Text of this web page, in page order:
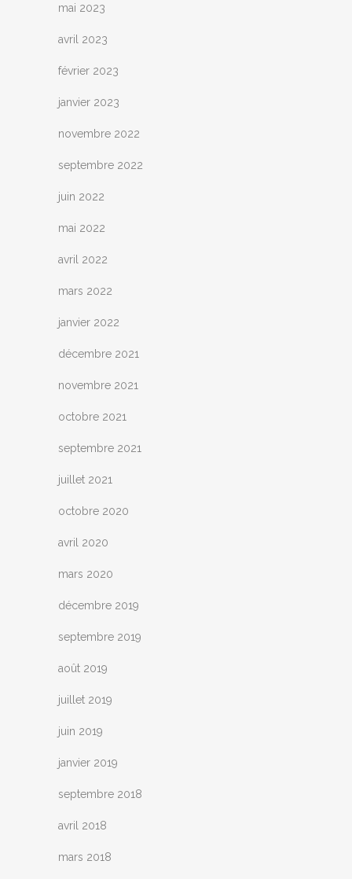
mai 2023
avril 2023
février 2023
janvier 2023
novembre 2022
septembre 2022
juin 2022
mai 2022
avril 2022
mars 2022
janvier 2022
décembre 2021
novembre 2021
octobre 2021
septembre 2021
juillet 2021
octobre 2020
avril 2020
mars 2020
décembre 2019
septembre 2019
août 2019
juillet 2019
juin 2019
janvier 2019
septembre 2018
avril 2018
mars 2018